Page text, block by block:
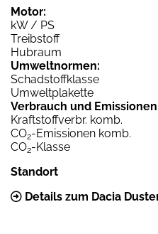
Motor:
kW / PS
Treibstoff
Hubraum
Umweltnormen:
Schadstoffklasse
Umweltplakette
Verbrauch und Emissionen
Kraftstoffverbr. komb.
CO2-Emissionen komb.
CO2-Klasse
Standort
Details zum Dacia